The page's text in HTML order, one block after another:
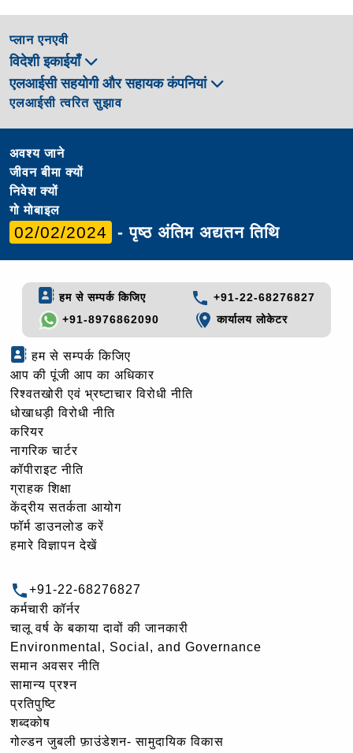
प्लान एनएवी
विदेशी इकाईयाँ
एलआईसी सहयोगी और सहायक कंपनियां
एलआईसी त्वरित सुझाव
अवश्य जाने
जीवन बीमा क्यों
निवेश क्यों
गो मोबाइल
02/02/2024 - पृष्ठ अंतिम अद्यतन तिथि
हम से सम्पर्क किजिए
+91-22-68276827
+91-8976862090
कार्यालय लोकेटर
हम से सम्पर्क किजिए
आप की पूंजी आप का अधिकार
रिश्वतखोरी एवं भ्रष्टाचार विरोधी नीति
धोखाधड़ी विरोधी नीति
करियर
नागरिक चार्टर
कॉपीराइट नीति
ग्राहक शिक्षा
केंद्रीय सतर्कता आयोग
फॉर्म डाउनलोड करें
हमारे विज्ञापन देखें
+91-22-68276827
कर्मचारी कॉर्नर
चालू वर्ष के बकाया दावों की जानकारी
Environmental, Social, and Governance
समान अवसर नीति
सामान्य प्रश्न
प्रतिपुष्टि
शब्दकोष
गोल्‍डन जुबली फ़ाउंडेशन- सामुदायिक विकास